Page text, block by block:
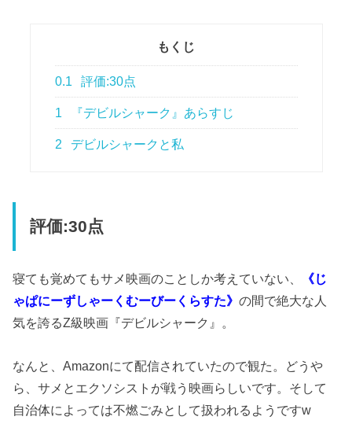
もくじ
0.1 評価:30点
1 『デビルシャーク』あらすじ
2 デビルシャークと私
評価:30点
寝ても覚めてもサメ映画のことしか考えていない、
《じ
ゃぱにーずしゃーくむーびーくらすた》の間で絶大な人
気を誇るZ級映画『デビルシャーク』。
なんと、Amazonにて配信されていたので観た。どうや
ら、サメとエクソシストが戦う映画らしいです。そして
自治体によっては不燃ごみとして扱われるようですw